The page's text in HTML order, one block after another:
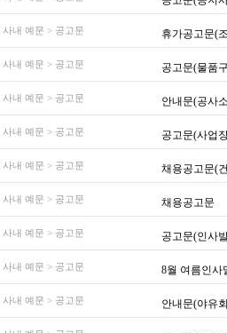
사내 예문 > 공고문 휴가공고문(
사내 예문 > 공고문 공고문(물품
사내 예문 > 공고문 안내문(공사
사내 예문 > 공고문 공고문(사업
사내 예문 > 공고문 채용공고문(
사내 예문 > 공고문 채용공고문
사내 예문 > 공고문 공고문(인사
사내 예문 > 공고문 8월 여름인사
사내 예문 > 공고문 안내문(야유